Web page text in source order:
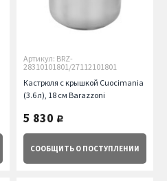
Артикул: BRZ-
28310101801/27112101801
Кастрюля c крышкой Cuocimania
(3.6 л), 18 см Barazzoni
5 830 руб.
СООБЩИТЬ О ПОСТУПЛЕНИИ